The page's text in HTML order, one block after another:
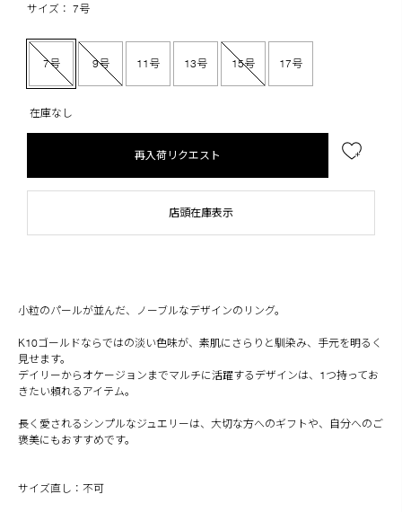
サイズ： 7号
7号 9号 11号 13号 15号 17号
在庫なし
再入荷リクエスト
店頭在庫表示
小粒のパールが並んだ、ノーブルなデザインのリング。
K10ゴールドならではの淡い色味が、素肌にさらりと馴染み、手元を明るく
見せます。
デイリーからオケージョンまでマルチに活躍するデザインは、1つ持ってお
きたい頼れるアイテム。
長く愛されるシンプルなジュエリーは、大切な方へのギフトや、自分へのご
褒美にもおすすめです。
サイズ直し：不可